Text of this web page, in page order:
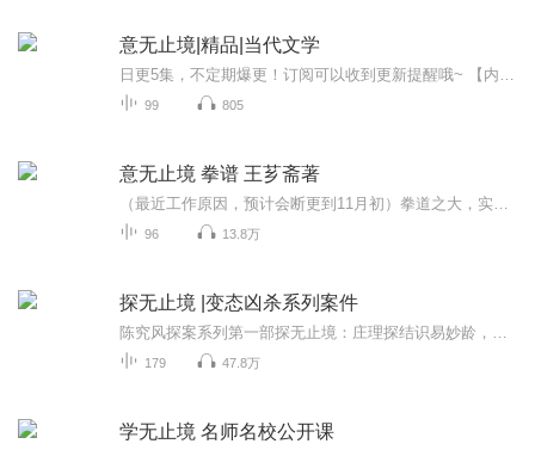
意无止境|精品|当代文学
99 805
意无止境 拳谱 王芗斋著
96 13.8万
探无止境 |变态凶杀系列案件
179 47.8万
学无止境 名师名校公开课